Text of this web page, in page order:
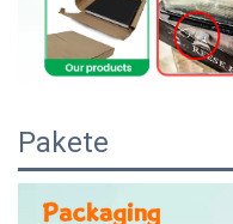
Pakete